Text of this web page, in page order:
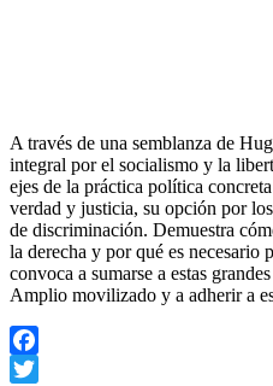
A través de una semblanza de
integral por el socialismo y la
ejes de la práctica política
verdad y justicia, su opción por
de discriminación. Demuestra
la derecha y por qué es necesario
convoca a sumarse a estas
Amplio movilizado y a adherir a
Facebook